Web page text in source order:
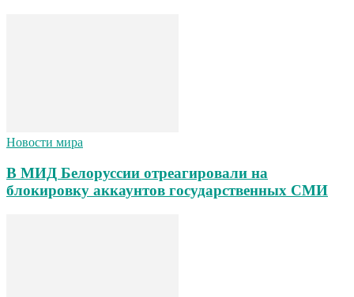
Новости мира
В МИД Белоруссии отреагировали на
блокировку аккаунтов государственных СМИ